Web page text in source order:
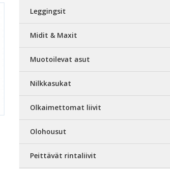
Leggingsit
Midit & Maxit
Muotoilevat asut
Nilkkasukat
Olkaimettomat liivit
Olohousut
Peittävät rintaliivit